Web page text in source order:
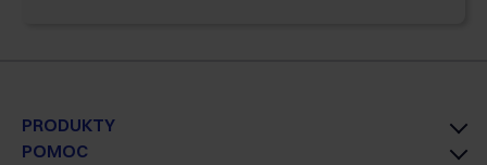
PRODUKTY
POMOC